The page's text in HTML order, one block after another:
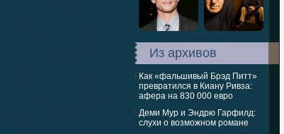
Из архивов
Как «фальшивый Брэд Питт»
превратился в Киану Ривза:
афера на 830 000 евро
Деми Мур и Эндрю Гарфилд:
слухи о возможном романе